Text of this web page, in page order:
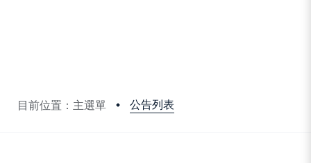
目前位置：主選單 公告列表